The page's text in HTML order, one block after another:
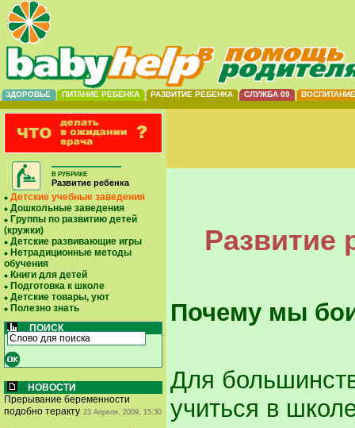
ЗДОРОВЬЕ ПИТАНИЕ РЕБЕНКА РАЗВИТИЕ РЕБЕНКА СЛУЖБА 09 ВОСПИТАНИЕ
В РУБРИКЕ
Развитие ребенка
Детские учебные заведения
Дошкольные заведения
Группы по развитию детей
(кружки)
Детские развивающие игры
Нетрадиционные методы
обучения
Книги для детей
Подготовка к школе
Детские товары, уют
Полезно знать
ПОИСК
НОВОСТИ
Прерывание беременности
подобно теракту 23 Апреля, 2009, 15:30
Развитие
Почему мы
Для
учиться в